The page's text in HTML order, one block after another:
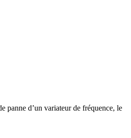
panne d’un variateur de fréquence, le